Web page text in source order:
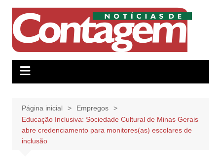
conteúdo
Página inicial
Empregos
Educação Inclusiva: Sociedade Cultural de Minas Gerais
abre credenciamento para monitores(as) escolares de
inclusão